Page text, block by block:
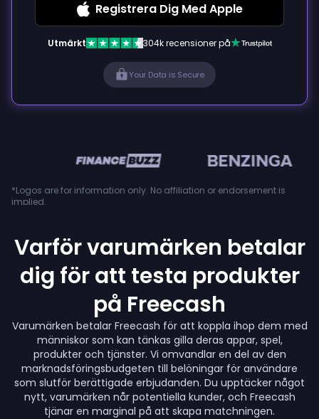
Registrera Dig Med Apple
Utmärkt 304k recensioner på
Your Data is Secure
*Logos are for information only. No affiliation or endorsement is
implied.
Varför varumärken betalar
dig för att testa produkter
på Freecash
Varumärken betalar Freecash för att koppla ihop dem med
människor som kan tänkas gilla deras appar, spel,
produkter och tjänster. Vi omvandlar en del av den
marknadsföringsbudgeten till belöningar för användare
som slutför berättigade erbjudanden. Du upptäcker något
nytt, varumärken når potentiella kunder, och Freecash
tjänar en marginal på att skapa matchningen.